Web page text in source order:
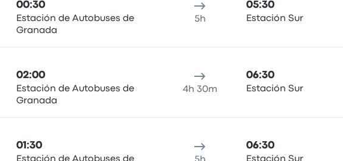
00:30
Estación de Autobuses de
Granada
5h
05:30
Estación Sur
02:00
Estación de Autobuses de
Granada
4h 30m
06:30
Estación Sur
01:30
Estación de Autobuses de
06:30
Estación Sur